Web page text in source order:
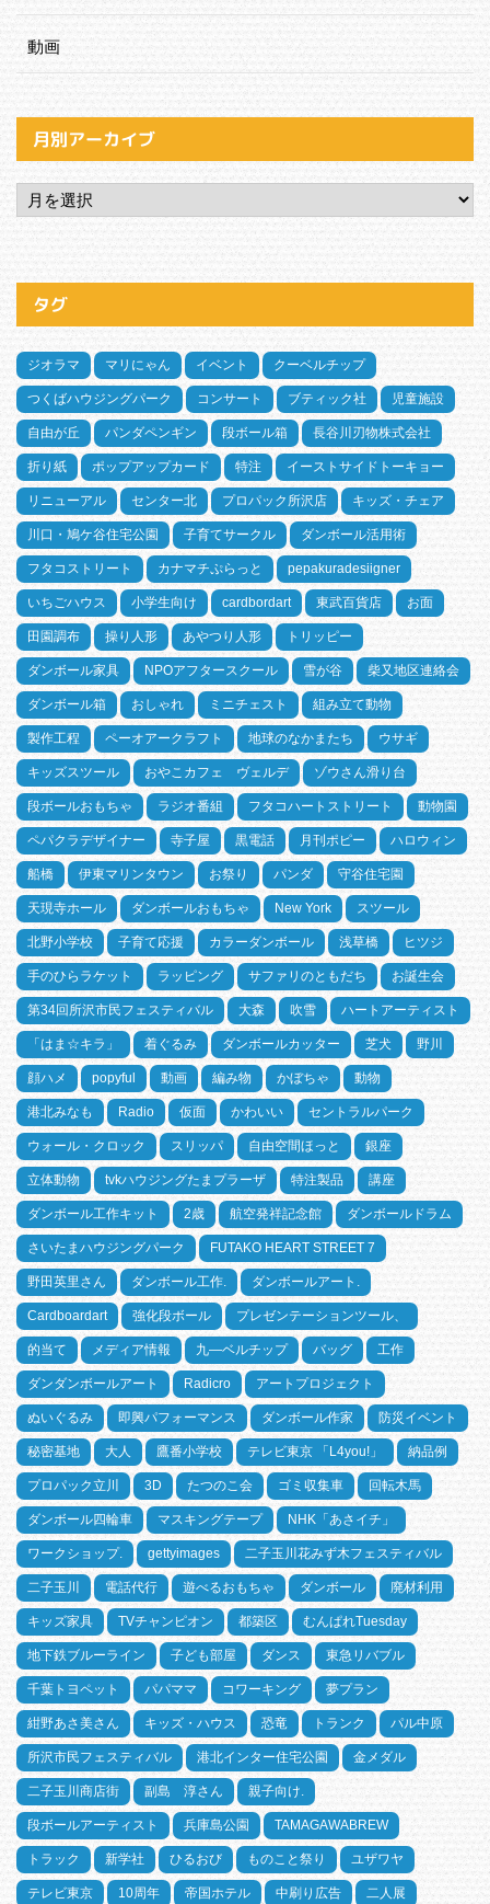
動画
月別アーカイブ
タグ
ジオラマ マリにゃん イベント クーベルチップ
つくばハウジングパーク コンサート ブティック社 児童施設
自由が丘 パンダペンギン 段ボール箱 長谷川刃物株式会社
折り紙 ポップアップカード 特注 イーストサイドトーキョー
リニューアル センター北 プロパック所沢店 キッズ・チェア
川口・鳩ケ谷住宅公園 子育てサークル ダンボール活用術
フタコストリート カナマチぷらっと pepakuradesiigner
いちごハウス 小学生向け cardbordart 東武百貨店 お面
田園調布 操り人形 あやつり人形 トリッピー
ダンボール家具 NPOアフタースクール 雪が谷 柴又地区連絡会
ダンボール箱 おしゃれ ミニチェスト 組み立て動物
製作工程 ペーオアークラフト 地球のなかまたち ウサギ
キッズスツール おやこカフェ ヴェルデ ゾウさん滑り台
段ボールおもちゃ ラジオ番組 フタコハートストリート 動物園
ペパクラデザイナー 寺子屋 黒電話 月刊ポピー ハロウィン
船橋 伊東マリンタウン お祭り パンダ 守谷住宅園
天現寺ホール ダンボールおもちゃ New York スツール
北野小学校 子育て応援 カラーダンボール 浅草橋 ヒツジ
手のひらラケット ラッピング サファリのともだち お誕生会
第34回所沢市民フェスティバル 大森 吹雪 ハートアーティスト
「はま☆キラ」 着ぐるみ ダンボールカッター 芝犬 野川
顔ハメ popyful 動画 編み物 かぼちゃ 動物
港北みなも Radio 仮面 かわいい セントラルパーク
ウォール・クロック スリッパ 自由空間ほっと 銀座
立体動物 tvkハウジングたまプラーザ 特注製品 講座
ダンボール工作キット 2歳 航空発祥記念館 ダンボールドラム
さいたまハウジングパーク FUTAKO HEART STREET 7
野田英里さん ダンボール工作. ダンボールアート.
Cardboardart 強化段ボール プレゼンテーションツール、
的当て メディア情報 九―ベルチップ バッグ 工作
ダンダンボールアート Radicro アートプロジェクト
ぬいぐるみ 即興パフォーマンス ダンボール作家 防災イベント
秘密基地 大人 鷹番小学校 テレビ東京 「L4you!」 納品例
プロパック立川 3D たつのこ会 ゴミ収集車 回転木馬
ダンボール四輪車 マスキングテープ NHK「あさイチ」
ワークショップ. gettyimages 二子玉川花みず木フェスティバル
二子玉川 電話代行 遊べるおもちゃ ダンボール 廃材利用
キッズ家具 TVチャンピオン 都築区 むんぱれTuesday
地下鉄ブルーライン 子ども部屋 ダンス 東急リバブル
千葉トヨペット パパママ コワーキング 夢プラン
紺野あさ美さん キッズ・ハウス 恐竜 トランク パル中原
所沢市民フェスティバル 港北インター住宅公園 金メダル
二子玉川商店街 副島 淳さん 親子向け.
段ボールアーティスト 兵庫島公園 TAMAGAWABREW
トラック 新学社 ひるおび ものこと祭り ユザワヤ
テレビ東京 10周年 帝国ホテル 中刷り広告 二人展